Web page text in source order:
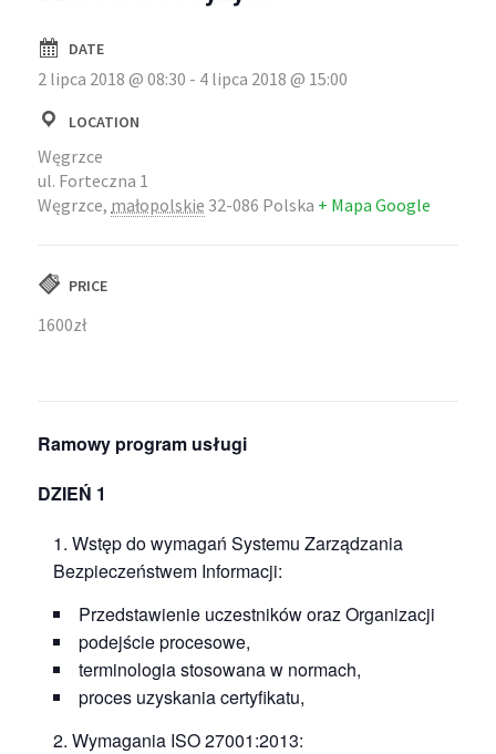
DATE
2 lipca 2018 @ 08:30 - 4 lipca 2018 @ 15:00
LOCATION
Węgrzce
ul. Forteczna 1
Węgrzce, małopolskie 32-086 Polska + Mapa Google
PRICE
1600zł
Ramowy program usługi
DZIEŃ 1
Wstęp do wymagań Systemu Zarządzania
Bezpieczeństwem Informacji:
Przedstawienie uczestników oraz Organizacji
podejście procesowe,
terminologia stosowana w normach,
proces uzyskania certyfikatu,
Wymagania ISO 27001:2013: